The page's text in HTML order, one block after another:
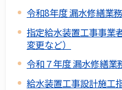
令和8年度 漏水修繕業
指定給水装置工事事業
変更など）
令和７年度 漏水修繕業
給水装置工事設計施工